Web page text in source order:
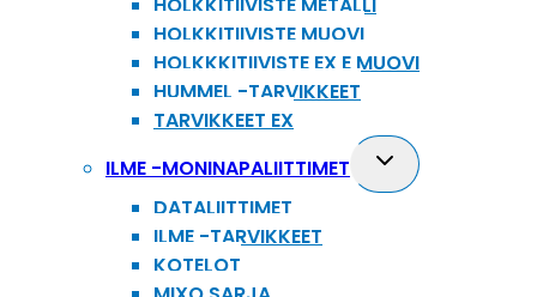
HOLKKITIIVISTE METALLI
HOLKKITIIVISTE MUOVI
HOLKKKITIIVISTE EX E MUOVI
HUMMEL -TARVIKKEET
TARVIKKEET EX
ILME -MONINAPALIITTIMET
Toggle
child
DATALIITTIMET
ILME -TARVIKKEET
KOTELOT